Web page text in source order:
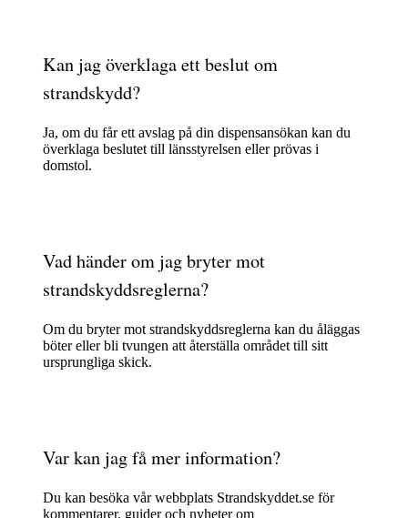
Kan jag överklaga ett beslut om
strandskydd?
Ja, om du får ett avslag på din dispensansökan kan du
överklaga beslutet till länsstyrelsen eller prövas i
domstol.
Vad händer om jag bryter mot
strandskyddsreglerna?
Om du bryter mot strandskyddsreglerna kan du åläggas
böter eller bli tvungen att återställa området till sitt
ursprungliga skick.
Var kan jag få mer information?
Du kan besöka vår webbplats Strandskyddet.se för
kommentarer, guider och nyheter om